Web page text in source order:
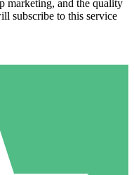
marketing, and the quality
subscribe to this service